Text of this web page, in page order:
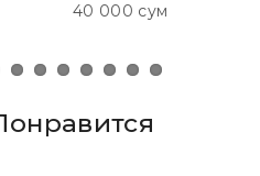
40 000 сум